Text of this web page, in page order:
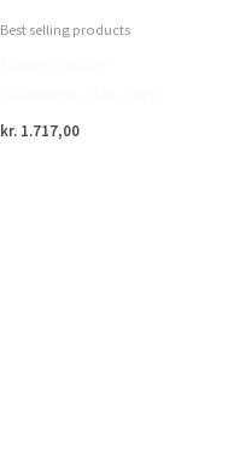
Best selling products
kr. 1.717,00